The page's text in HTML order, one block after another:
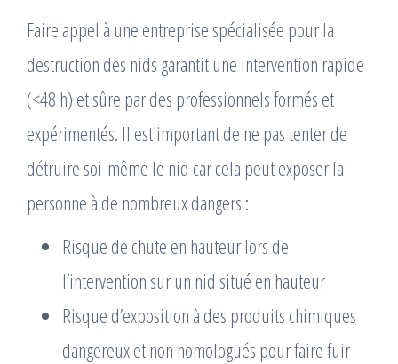
Faire appel à une entreprise spécialisée pour la
destruction des nids garantit une intervention rapide
(<48 h) et sûre par des professionnels formés et
expérimentés. Il est important de ne pas tenter de
détruire soi-même le nid car cela peut exposer la
personne à de nombreux dangers :
Risque de chute en hauteur lors de
l’intervention sur un nid situé en hauteur
Risque d’exposition à des produits chimiques
dangereux et non homologués pour faire fuir